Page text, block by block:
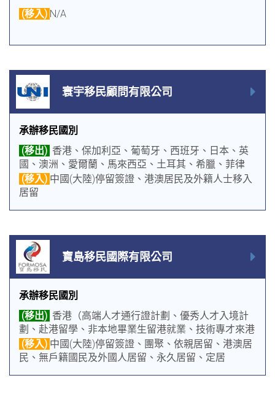
(移入) N/A
寰宇移民顧問有限公司
承辦移民國別
(移出) 香港、保加利亞、葡萄牙、西班牙、日本、英
國、澳洲、愛爾蘭、馬來西亞、土耳其、希臘、菲律
賓、美國、加拿大
(移入) 中國(大陸)停留簽證、港澳居民及外籍人士移入
居留
寶島移民國際有限公司
承辦移民國別
(移出) 香港（高端人才通行證計劃、優秀人才入境計
劃、赴港留學、非本地畢業生留港就業、技術專才來港
就業、新資本投資者入境計劃等）
(移入) 中國(大陸)停留簽證、團聚、依親居留、港澳居
民、無戶籍國民及外國人居留、永久居留、定居